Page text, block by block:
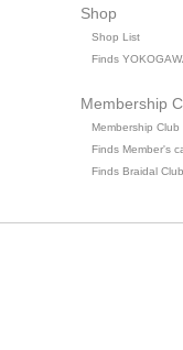
Shop
Shop List
Finds
Membership
Membership Club
Finds Member's
Finds Braidal Club